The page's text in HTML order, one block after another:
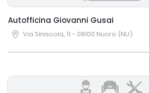
Autofficina Giovanni Gusai
Via Siniscola, 11 - 08100 Nuoro (NU)